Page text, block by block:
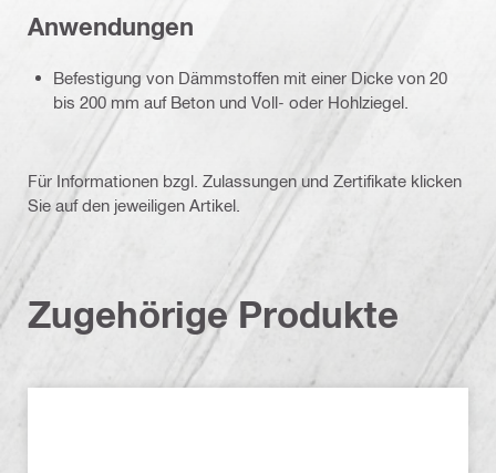
Anwendungen
Befestigung von Dämmstoffen mit einer Dicke von 20
bis 200 mm auf Beton und Voll- oder Hohlziegel.
Für Informationen bzgl. Zulassungen und Zertifikate klicken
Sie auf den jeweiligen Artikel.
Zugehörige Produkte